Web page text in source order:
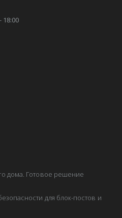
дома. Готовое решение
для блок-постов и